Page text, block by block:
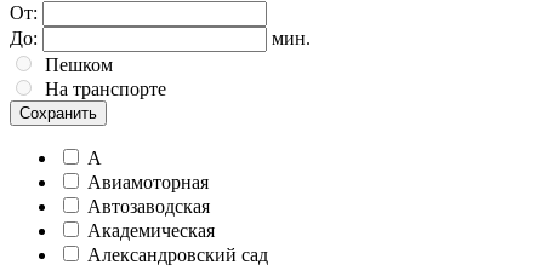
От:
До:
мин.
Пешком
На транспорте
Сохранить
А
Авиамоторная
Автозаводская
Академическая
Александровский сад